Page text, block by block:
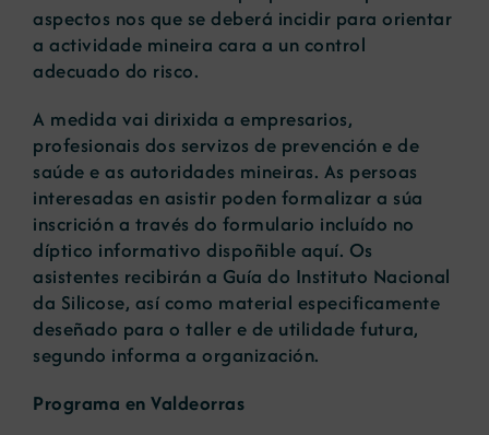
aspectos nos que se deberá incidir para orientar
a actividade mineira cara a un control
adecuado do risco.
A medida vai dirixida a empresarios,
profesionais dos servizos de prevención e de
saúde e as autoridades mineiras. As persoas
interesadas en asistir poden formalizar a súa
inscrición a través do formulario incluído no
díptico informativo dispoñible aquí. Os
asistentes recibirán a Guía do Instituto Nacional
da Silicose, así como material especificamente
deseñado para o taller e de utilidade futura,
segundo informa a organización.
Programa en Valdeorras